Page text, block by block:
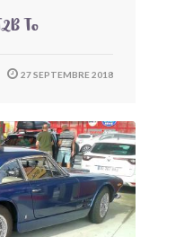
To
27 SEPTEMBRE 2018